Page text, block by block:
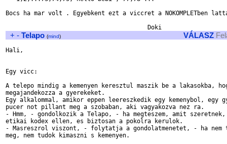
Bocs ha mar volt . Egyebkent ezt a viccret a NOKOMPLETben
+ - Telapo (mind) VÁLASZ
Hali,
Egy vicc:
A telepo mindig a kemenyen keresztul maszik be a lakasokba,
megajandekozza a gyerekeket.
Egy alkalommal, amikor eppen leereszkedik egy kemenybol, egy
pucer not pillant meg a szobaban, aki vagyakozva nez ra.
- Hmm, - gondolkozik a Telapo, - ha megteszem, amit
etikai kodex ellen, es biztosan a pokolra kerulok.
- Masreszrol viszont, - folytatja a gondolatmenetet, - ha nem
meg, nem tudok kimaszni s kemenyen.